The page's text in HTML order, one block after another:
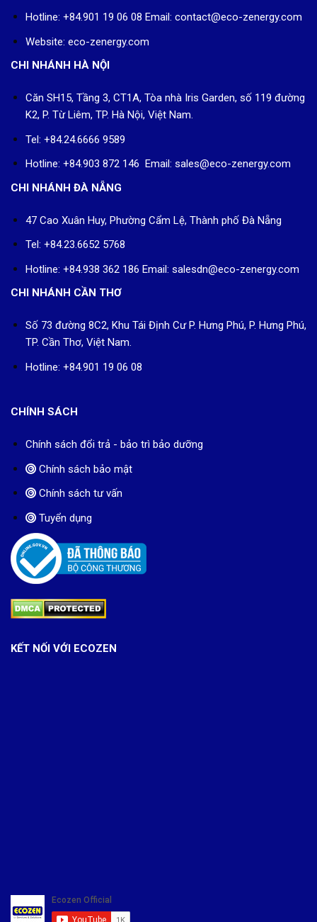
Hotline: +84.901 19 06 08 Email: contact@eco-zenergy.com
Website: eco-zenergy.com
CHI NHÁNH HÀ NỘI
Căn SH15, Tầng 3, CT1A, Tòa nhà Iris Garden, số 119 đường
K2, P. Từ Liêm, TP. Hà Nội, Việt Nam.
Tel: +84.24.6666 9589
Hotline: +84.903 872 146 Email: sales@eco-zenergy.com
CHI NHÁNH ĐÀ NẴNG
47 Cao Xuân Huy, Phường Cẩm Lệ, Thành phố Đà Nẵng
Tel: +84.23.6652 5768
Hotline: +84.938 362 186 Email: salesdn@eco-zenergy.com
CHI NHÁNH CẦN THƠ
Số 73 đường 8C2, Khu Tái Định Cư P. Hưng Phú, P. Hưng Phú,
TP. Cần Thơ, Việt Nam.
Hotline: +84.901 19 06 08
CHÍNH SÁCH
Chính sách đổi trả - bảo trì bảo dưỡng
Chính sách bảo mật
Chính sách tư vấn
Tuyển dụng
KẾT NỐI VỚI ECOZEN